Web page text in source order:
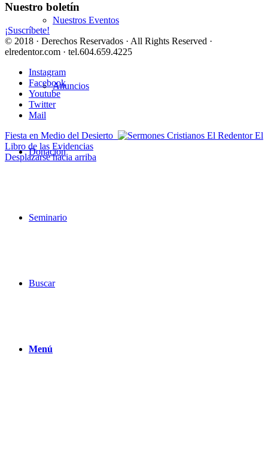
Nuestros Eventos
Anuncios
Donación
Seminario
Buscar
Menú
Nuestro boletín
¡Suscríbete!
© 2018 · Derechos Reservados · All Rights Reserved ·
elredentor.com · tel.604.659.4225
Instagram
Facebook
Youtube
Twitter
Mail
Fiesta en Medio del Desierto
El
Libro de las Evidencias
Desplazarse hacia arriba